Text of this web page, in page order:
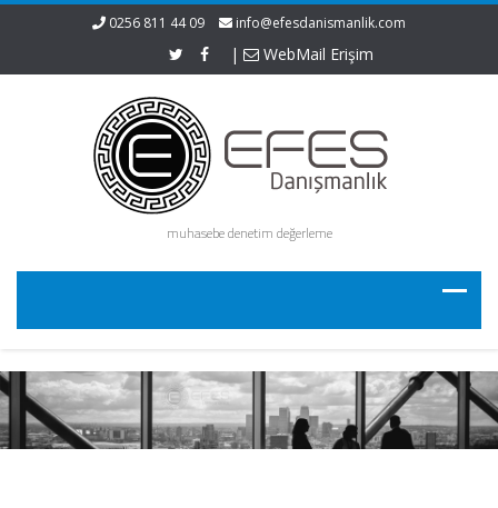
0256 811 44 09 info@efesdanismanlik.com
| WebMail Erişim
muhasebe denetim değerleme